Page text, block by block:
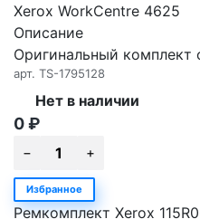
Xerox WorkCentre 4625
Описание
Оригинальный комплект
арт. TS-1795128
Нет в наличии
0₽
Избранное
Ремкомплект Xerox